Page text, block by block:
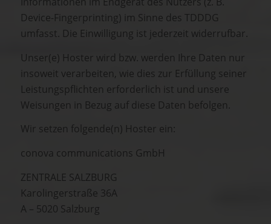
Device-Fingerprinting) im Sinne des TDDDG
umfasst. Die Einwilligung ist jederzeit widerrufbar.
Unser(e) Hoster wird bzw. werden Ihre Daten nur
insoweit verarbeiten, wie dies zur Erfüllung seiner
Leistungspflichten erforderlich ist und unsere
Weisungen in Bezug auf diese Daten befolgen.
Wir setzen folgende(n) Hoster ein:
conova communications GmbH
ZENTRALE SALZBURG
Karolingerstraße 36A
A – 5020 Salzburg